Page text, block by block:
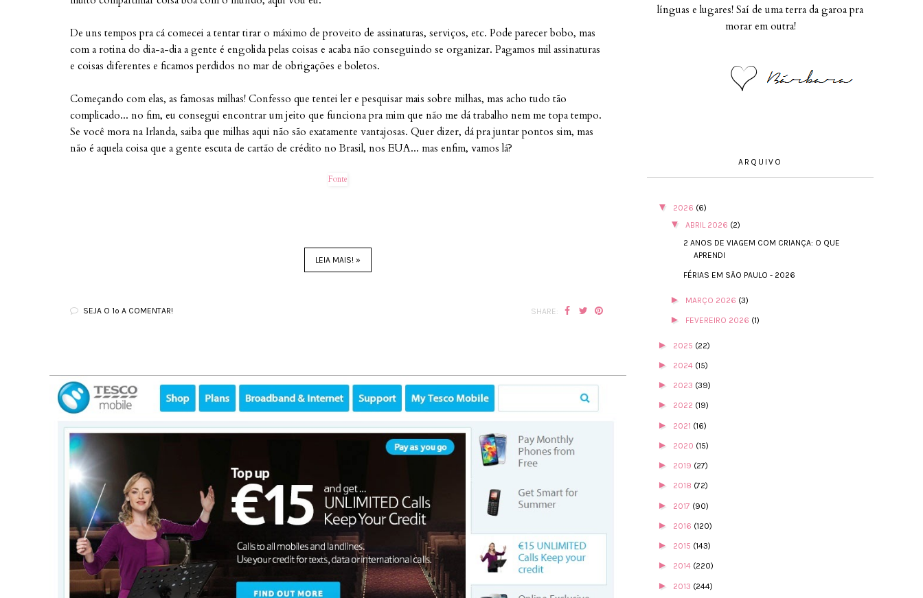
De uns tempos pra cá comecei a tentar tirar o máximo de proveito de assinaturas, serviços, etc. Pode parecer bobo, mas
com a rotina do dia-a-dia a gente é engolida pelas coisas e acaba não conseguindo se organizar. Pagamos mil assinaturas
e coisas diferentes e ficamos perdidos no mar de obrigações e boletos.
Começando com elas, as famosas milhas! Confesso que tentei ler e pesquisar mais sobre milhas, mas acho tudo tão
complicado... no fim, eu consegui encontrar um jeito que funciona pra mim que não me dá trabalho nem me topa tempo.
Se você mora na Irlanda, saiba que milhas aqui não são exatamente vantajosas. Quer dizer, dá pra juntar pontos sim, mas
não é aquela coisa que a gente escuta de cartão de crédito no Brasil, nos EUA... mas enfim, vamos lá?
Fonte
LEIA MAIS! »
SEJA O 1º A COMENTAR! SHARE:
línguas e lugares! Saí de uma terra da garoa pra
morar em outra!
ARQUIVO
▼ 2026 (6)
▼ ABRIL 2026 (2)
2 ANOS DE VIAGEM COM CRIANÇA: O QUE
APRENDI
FÉRIAS EM SÃO PAULO - 2026
► MARÇO 2026 (3)
► FEVEREIRO 2026 (1)
► 2025 (22)
► 2024 (15)
► 2023 (39)
► 2022 (19)
► 2021 (16)
► 2020 (15)
► 2019 (27)
► 2018 (72)
► 2017 (90)
► 2016 (120)
► 2015 (143)
► 2014 (220)
► 2013 (244)